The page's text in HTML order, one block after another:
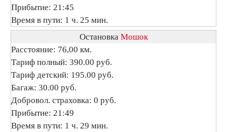
Прибытие: 21:45
Время в пути: 1 ч. 25 мин.
Остановка Мошок
Расстояние: 76,00 км.
Тариф полный: 390.00 руб.
Тариф детский: 195.00 руб.
Багаж: 30.00 руб.
Добровол. страховка: 0 руб.
Прибытие: 21:49
Время в пути: 1 ч. 29 мин.